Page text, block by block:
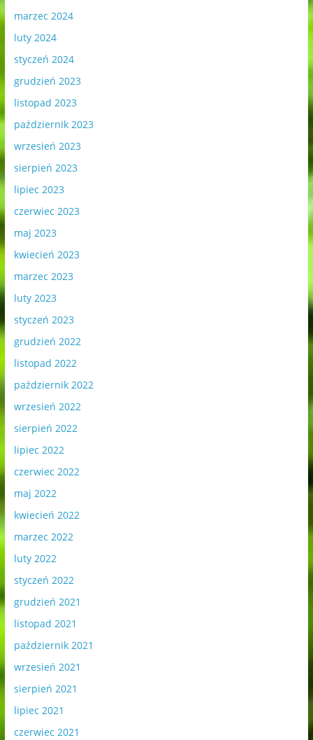
marzec 2024
luty 2024
styczeń 2024
grudzień 2023
listopad 2023
październik 2023
wrzesień 2023
sierpień 2023
lipiec 2023
czerwiec 2023
maj 2023
kwiecień 2023
marzec 2023
luty 2023
styczeń 2023
grudzień 2022
listopad 2022
październik 2022
wrzesień 2022
sierpień 2022
lipiec 2022
czerwiec 2022
maj 2022
kwiecień 2022
marzec 2022
luty 2022
styczeń 2022
grudzień 2021
listopad 2021
październik 2021
wrzesień 2021
sierpień 2021
lipiec 2021
czerwiec 2021